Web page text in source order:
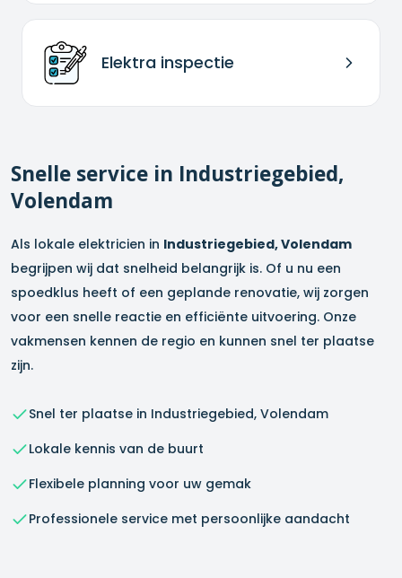
Elektra inspectie
Snelle service in Industriegebied,
Volendam
Als lokale elektricien in Industriegebied, Volendam
begrijpen wij dat snelheid belangrijk is. Of u nu een
spoedklus heeft of een geplande renovatie, wij zorgen
voor een snelle reactie en efficiënte uitvoering. Onze
vakmensen kennen de regio en kunnen snel ter plaatse
zijn.
Snel ter plaatse in Industriegebied, Volendam
Lokale kennis van de buurt
Flexibele planning voor uw gemak
Professionele service met persoonlijke aandacht